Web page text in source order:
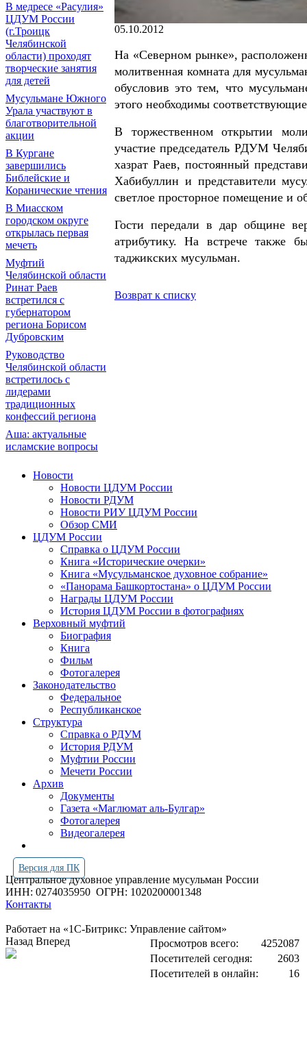
В медресе «Расулия»
ЦДУМ России
(г.Троицк
Челябинской
области) проходят
творческие занятия
для детей
Мусульмане Южного
Урала участвуют в
благотворительной
акции
В Кургане
завершились
Библейские и
Коранические чтения
В Миасском
городском округе
открылась первая
мечеть
Муфтий
Челябинской области
Ринат Раев
встретился с
губернатором
региона Борисом
Дубровским
Руководство
Челябинской области
встретилось с
лидерами
традиционных
конфессий региона
Аша: актуальные
исламские вопросы
05.10.2012
На «Северном рынке»,
молитвенная комната для
обусловив это тем, что
этого необходимы
В торжественном открытии
участие председатель РДУМ
хазрат Раев, постоянный
Хабибуллин и представители
светлое просторное помещение и
Гости передали в дар общине
атрибутику. На встрече также
таджикских мусульман.
Возврат к списку
Новости
Новости ЦДУМ России
Новости РДУМ
Новости РИУ ЦДУМ России
Обзор СМИ
ЦДУМ России
Справка о ЦДУМ России
Книга «Исторические очерки»
Книга «Мусульманское духовное собрание»
«Панорама Башкортостана» о ЦДУМ России
Награды ЦДУМ России
История ЦДУМ России в фотографиях
Верховный муфтий
Биография
Книга
Фильм
Фотогалерея
Законодательство
Федеральное
Республиканское
Структура
Справка о РДУМ
История РДУМ
Муфтии России
Мечети России
Архив
Документы
Газета «Маглюмат аль-Булгар»
Фотогалерея
Видеогалерея
Версия для ПК
Центральное духовное управление мусульман России
ИНН: 0274035950 ОГРН: 1020200001348
Контакты
Работает на «1С-Битрикс: Управление сайтом»
Просмотров всего:
4252087
Посетителей сегодня:
2603
Посетителей в онлайн:
16
Назад Вперед